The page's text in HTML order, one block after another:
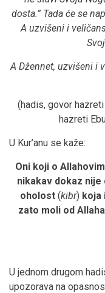
dosta.” Tada će se
A uzvišeni i
A Džennet, uzvišeni i
(hadis, govor
hazreti
U Kur’anu se kaže:
Oni koji o
nikakav dokaz nije
oholost(kibr)koja
zato moli od
U jednom drugom
upozorava na